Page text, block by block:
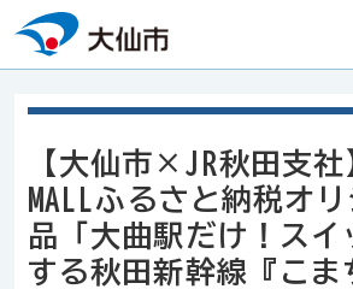
本文へスキップ
【大仙市×JR秋田支社
MALLふるさと納税オ
品「大曲駅だけ！スイ
する秋田新幹線『こま